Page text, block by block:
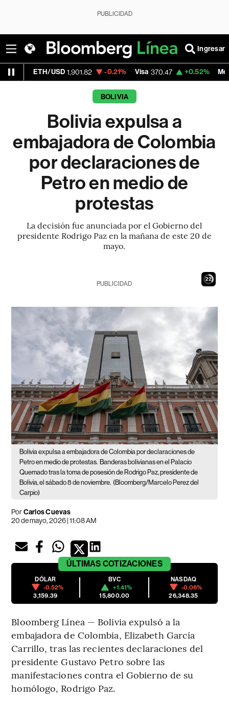
PUBLICIDAD
Ingresar
1,901.82 -0.21% Visa 370.47 +0.52% MercadoLibre
BOLIVIA
Bolivia expulsa a
embajadora de Colombia
por declaraciones de
Petro en medio de
protestas
La decisión fue anunciada por el Gobierno del
presidente Rodrigo Paz en la mañana de este 20 de
mayo.
21
PUBLICIDAD
Bolivia expulsa a embajadora de Colombia por declaraciones de
Petro en medio de protestas. Banderas bolivianas en el Palacio
Quemado tras la toma de posesión de Rodrigo Paz, presidente de
Bolivia, el sábado 8 de noviembre. (Bloomberg/Marcelo Perez del
Carpio)
PorCarlos Cuevas
20 de mayo, 2026 | 11:08 AM
ÚLTIMAS COTIZACIONES
DÓLAR
-0.52%
3,159.39
BVC
+1.41%
15,800.00
NASDAQ
-0.06%
26,348.35
Bloomberg Línea — Bolivia expulsó a la
embajadora de Colombia, Elizabeth García
Carrillo, tras las recientes declaraciones del
presidente Gustavo Petro sobre las
manifestaciones contra el Gobierno de su
homólogo, Rodrigo Paz.